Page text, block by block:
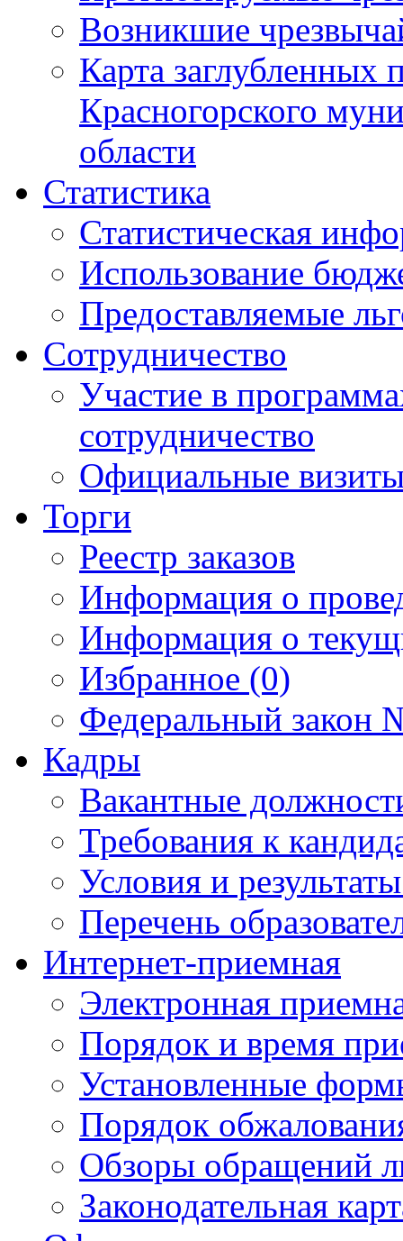
Возникшие
Карта
Красногорского
области
Статистика
Статистическая
Использование
Предоставляемые
Сотрудничество
Участие в
сотрудничество
Официальные
Торги
Реестр заказов
Информация о
Информация о
Избранное (0)
Федеральный закон
Кадры
Вакантные
Требования к
Условия и
Перечень
Интернет-приемная
Электронная
Порядок и время
Установленные
Порядок
Обзоры обращений
Законодательная